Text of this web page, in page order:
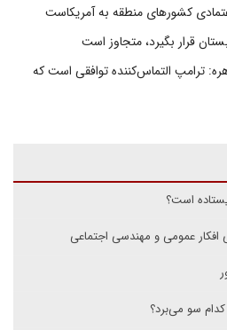
کشورهای منطقه به آمریکاست
قرار بگیرد، متجاوز است
ترامپ التماس‌کننده توافقی است که
است؟
عمومی و مهندسی اجتماعی
کدام سو می‌برد؟